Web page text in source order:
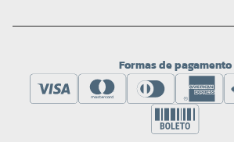
Formas de pagamento